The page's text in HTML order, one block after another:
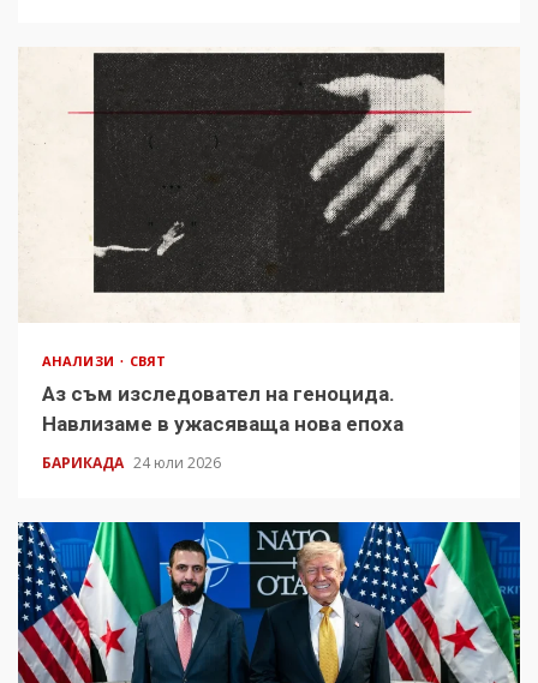
АНАЛИЗИ СВЯТ
Аз съм изследовател на геноцида.
Навлизаме в ужасяваща нова епоха
БАРИКАДА 24 юли 2026